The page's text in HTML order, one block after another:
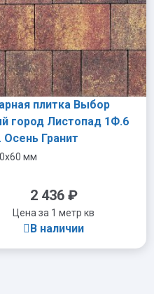
плитка Выбор
город Листопад 1Ф.6
Осень Гранит
мм
2 436 ₽
Цена за 1 метр кв
В наличии